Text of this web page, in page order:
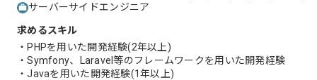
サーバーサイドエンジニア
求めるスキル
・PHPを用いた開発経験(2年以上)
・Symfony、Laravel等のフレームワークを用いた開発経験
・Javaを用いた開発経験(1年以上)